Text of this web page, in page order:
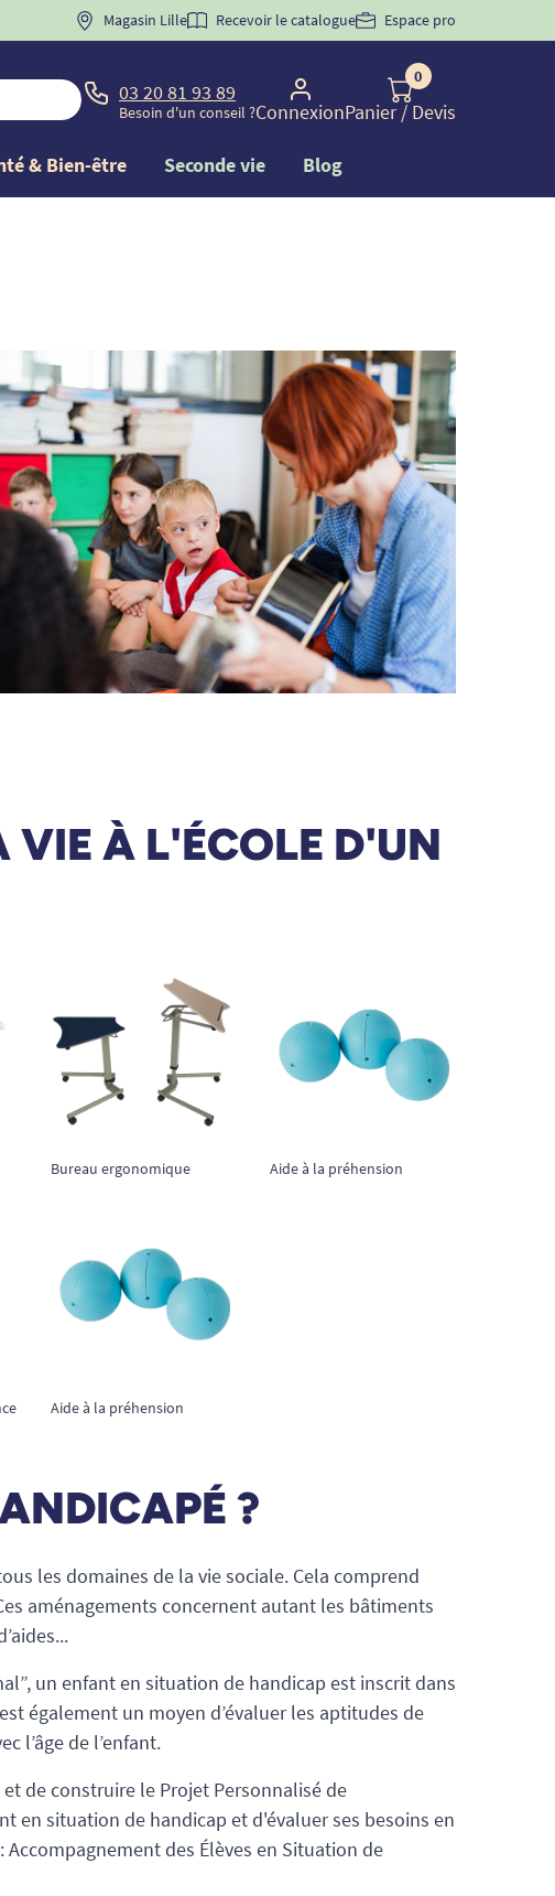
BIENVENUE" pourla 1ère commande d'incontinence
Magasin Lille Recevoir le catalogue Espace pro
03 20 81 93 89
Besoin d'un conseil ?Connexion
0
Panier/ Devis
& Bien-être Seconde vie Blog
VIE À L'ÉCOLE D'UN
Bureau ergonomique Aide à la préhension
Aide à la préhension
?
les domaines de la vie sociale. Cela comprend
aménagements concernent autant les bâtiments
un enfant en situation de handicap est inscrit dans
également un moyen d’évaluer les aptitudes de
l’âge de l’enfant.
de construire le Projet Personnalisé de
en situation de handicap et d'évaluer ses besoins en
des Élèves en Situation de